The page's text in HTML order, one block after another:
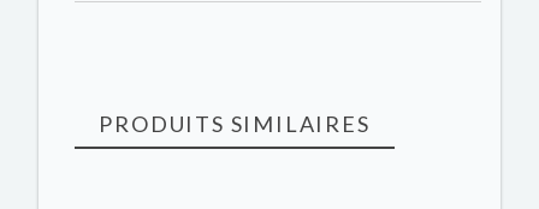
PRODUITS SIMILAIRES